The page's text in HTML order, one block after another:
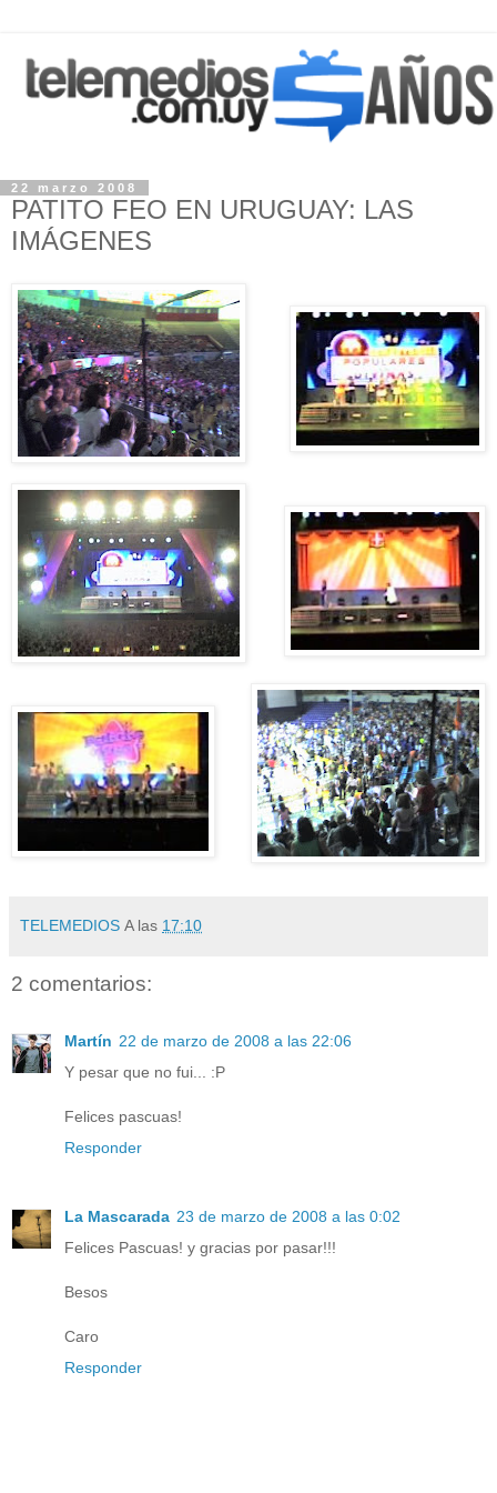
22 marzo 2008
PATITO FEO EN URUGUAY: LAS
IMÁGENES
TELEMEDIOS A las 17:10
2 comentarios:
Martín 22 de marzo de 2008 a las 22:06
Y pesar que no fui... :P
Felices pascuas!
Responder
La Mascarada 23 de marzo de 2008 a las 0:02
Felices Pascuas! y gracias por pasar!!!
Besos
Caro
Responder